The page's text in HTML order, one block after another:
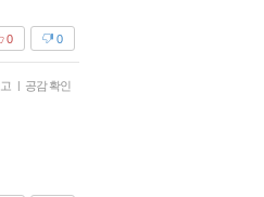
0
0
| 공감 확인